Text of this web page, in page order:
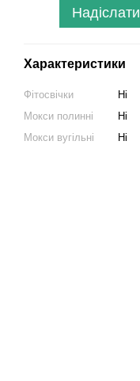
Надіслати
Характеристики
Фітосвічки
Ні
Мокси полинні
Ні
Мокси вугільні
Ні